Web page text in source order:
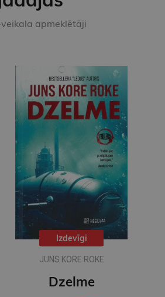
apmeklētāji
Izdevīgi
JUNS KORE ROKE
Dzelme